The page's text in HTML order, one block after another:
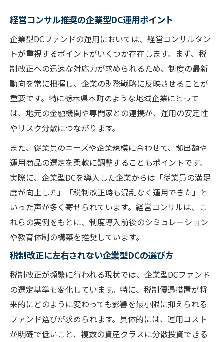
経営コンサル推奨の企業型DC運用ポイント
企業型DCファンドの運用においては、経営コンサルタン
トが重視するポイントがいくつか存在します。まず、税
制改正への迅速な対応力が求められるため、制度の最新
動向を常に把握し、企業の財務戦略に反映させることが
重要です。特に栃木県本町のような地域企業にとって
は、地元の金融機関や専門家との連携が、運用の安定性
やリスク分散につながります。
また、従業員のニーズや企業規模に合わせて、拠出額や
運用商品の選定を柔軟に調整することもポイントです。
実際に、企業型DCを導入した企業からは「従業員の満足
度が向上した」「税制改正時も混乱なく運用できた」と
いった声が多く寄せられています。経営コンサルは、こ
れらの実例をもとに、制度導入前後のシミュレーション
や教育体制の構築を推奨しています。
税制改正に左右されない企業型DCの選び方
税制改正が頻繁に行われる現状では、企業型DCファンド
の選定基準も変化しています。特に、税制優遇措置が将
来的にどのように変わっても影響を最小限に抑えられる
ファンド選びが求められます。具体的には、運用コスト
が明確で低いこと、複数の資産クラスに分散投資できる